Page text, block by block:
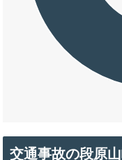
交通事故の段原